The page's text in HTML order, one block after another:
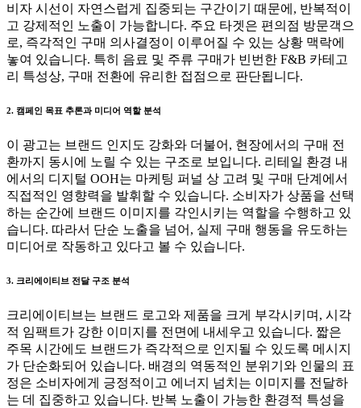
비자 시선이 자연스럽게 집중되는 구간이기 때문에, 반복적이
고 강제적인 노출이 가능합니다. 주요 타겟은 편의점 방문객으
로, 즉각적인 구매 의사결정이 이루어질 수 있는 상황 맥락에
놓여 있습니다. 특히 음료 및 주류 구매가 빈번한 F&B 카테고
리 특성상, 구매 전환에 유리한 접점으로 판단됩니다.
2. 캠페인 목표 추론과 미디어 역할 분석
이 광고는 브랜드 인지도 강화와 더불어, 현장에서의 구매 전
환까지 동시에 노릴 수 있는 구조로 보입니다. 리테일 환경 내
에서의 디지털 OOH는 마케팅 퍼널 상 고려 및 구매 단계에서
직접적인 영향력을 발휘할 수 있습니다. 소비자가 상품을 선택
하는 순간에 브랜드 이미지를 각인시키는 역할을 수행하고 있
습니다. 따라서 단순 노출을 넘어, 실제 구매 행동을 유도하는
미디어로 작동하고 있다고 볼 수 있습니다.
3. 크리에이티브 전달 구조 분석
크리에이티브는 브랜드 로고와 제품을 크게 부각시키며, 시각
적 임팩트가 강한 이미지를 전면에 내세우고 있습니다. 짧은
주목 시간에도 브랜드가 즉각적으로 인지될 수 있도록 메시지
가 단순화되어 있습니다. 배경의 역동적인 분위기와 인물의 표
정은 소비자에게 긍정적이고 에너지 넘치는 이미지를 전달하
는 데 집중하고 있습니다. 반복 노출이 가능한 환경적 특성을